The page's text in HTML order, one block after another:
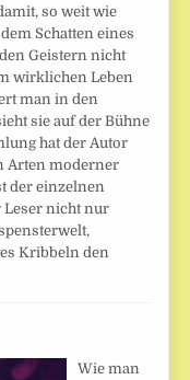
so weit wie
Schatten eines
Geistern nicht
wirklichen Leben
man in den
sie auf der Bühne
hat der Autor
Arten moderner
der einzelnen
Leser nicht nur
Kribbeln den
Wie man